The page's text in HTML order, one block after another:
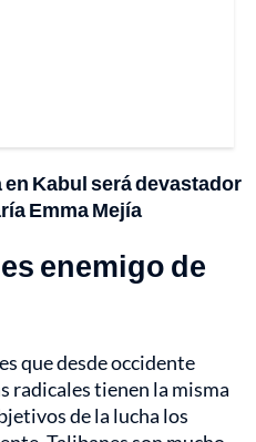
Kabul será devastador
Emma Mejía
enemigo de
que desde occidente
radicales tienen la misma
de la lucha los